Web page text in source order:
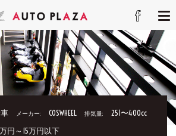
メーカー: COSWHEEL 排気量: 251〜400cc
円～15万円以下